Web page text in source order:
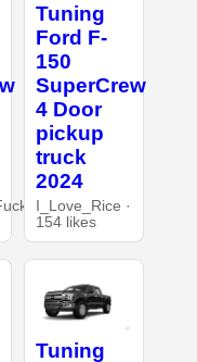
Tuning
Ford F-
150
SuperCrew
4 Door
pickup
truck
2024
I_Love_Rice ·
154 likes
Tuning